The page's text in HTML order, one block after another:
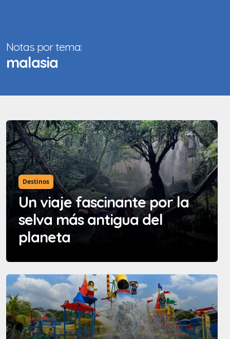
Notas por tema:
malasia
Destinos
Un viaje fascinante por la
selva más antigua del
planeta